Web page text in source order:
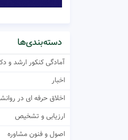
دسته‌بندی‌ها
آمادگی کنکور ارشد و
اخبار
اخلاق حرفه ای در
ارزیابی و تشخیص
اصول و فنون مشاوره